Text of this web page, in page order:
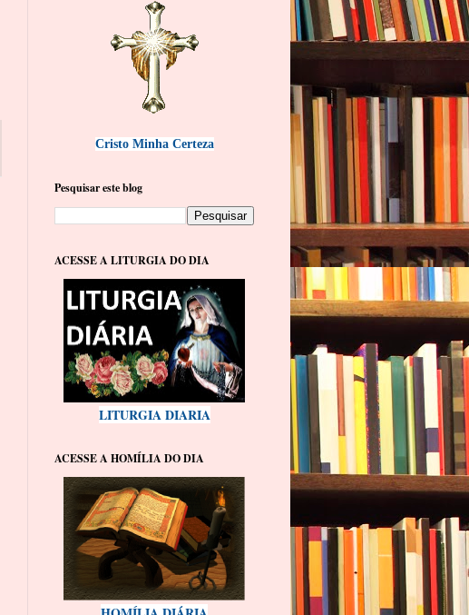
Cristo Minha Certeza
Pesquisar este blog
ACESSE A LITURGIA DO DIA
LITURGIA DIARIA
ACESSE A HOMÍLIA DO DIA